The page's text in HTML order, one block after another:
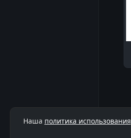
Наша политика использования